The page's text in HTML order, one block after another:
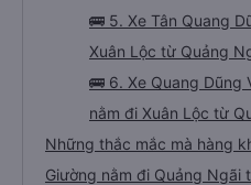
🚌 5. Xe Tân Quang
Xuân Lộc từ Quảng
🚌 6. Xe Quang Dũng
nằm đi Xuân Lộc từ
Những thắc mắc mà hàng
Giường nằm đi Quảng Ngãi